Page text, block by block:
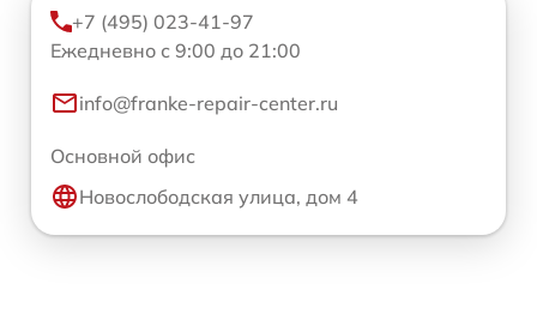
+7 (495) 023-41-97
Ежедневно с 9:00 до 21:00
info@franke-repair-center.ru
Основной офис
Новослободская улица, дом 4